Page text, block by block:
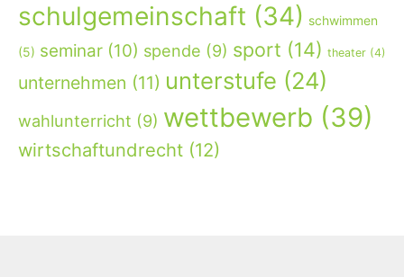
schulgemeinschaft (34) schwimmen
(5) seminar (10) spende (9) sport (14) theater (4)
unternehmen (11) unterstufe (24)
wahlunterricht (9) wettbewerb (39)
wirtschaftundrecht (12)